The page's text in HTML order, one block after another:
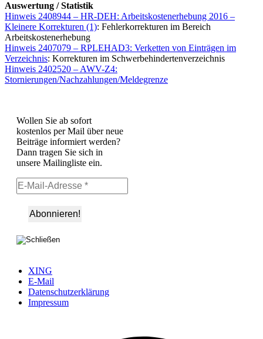
Auswertung / Statistik
Hinweis 2408944 – HR-DEH: Arbeitskostenerhebung 2016 –
Kleinere Korrekturen (1): Fehlerkorrekturen im Bereich
Arbeitskostenerhebung
Hinweis 2407079 – RPLEHAD3: Verketten von Einträgen im
Verzeichnis: Korrekturen im Schwerbehindertenverzeichnis
Hinweis 2402520 – AWV-Z4:
Stornierungen/Nachzahlungen/Meldegrenze
Wollen Sie ab sofort
kostenlos per Mail über neue
Beiträge informiert werden?
Dann tragen Sie sich in
unsere Mailingliste ein.
XING
E-Mail
Datenschutzerklärung
Impressum